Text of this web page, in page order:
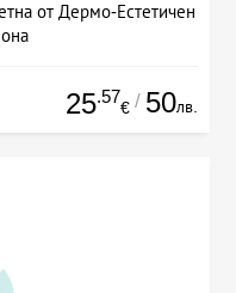
от Дермо-Естетичен
25.57
€ / 50лв.